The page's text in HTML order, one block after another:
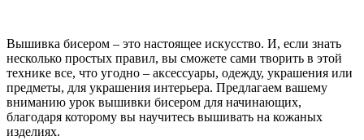
Вышивка бисером – это настоящее искусство. И, если знать
несколько простых правил, вы сможете сами творить в этой
технике все, что угодно – аксессуары, одежду, украшения или
предметы, для украшения интерьера. Предлагаем вашему
вниманию урок вышивки бисером для начинающих,
благодаря которому вы научитесь вышивать на кожаных
изделиях.